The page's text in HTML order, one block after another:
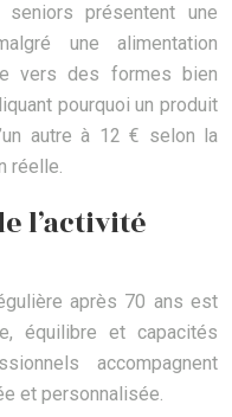
présentent une
une alimentation
vers des formes bien
pourquoi un produit
autre à 12 € selon la
réelle.
l’activité
après 70 ans est
équilibre et capacités
accompagnent
et personnalisée.